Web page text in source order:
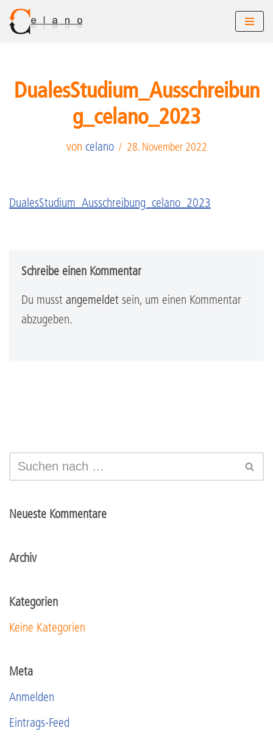
Zum
DualesStudium_Ausschreibun
g_celano_2023
von celano 28. November 2022
DualesStudium_Ausschreibung_celano_2023
Schreibe einen Kommentar
Du musst angemeldet sein, um einen Kommentar
abzugeben.
Neueste Kommentare
Archiv
Kategorien
Keine Kategorien
Meta
Anmelden
Eintrags-Feed